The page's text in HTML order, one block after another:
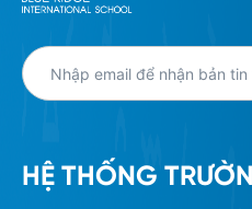
HỆ THỐNG